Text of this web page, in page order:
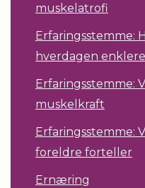
muskelatrofi
Erfaringsstemme:
hverdagen enklere
Erfaringsstemme:
muskelkraft
Erfaringsstemme:
foreldre forteller
Ernæring